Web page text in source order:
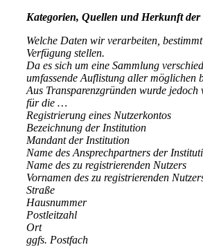
Kategorien, Quellen und Herkunft der
Welche Daten wir verarbeiten,
Verfügung stellen.
Da es sich um eine Sammlung
umfassende Auflistung aller möglichen
Aus Transparenzgründen wurde
für die …
Registrierung eines Nutzerkontos
Bezeichnung der Institution
Mandant der Institution
Name des Ansprechpartners der
Name des zu registrierenden Nutzers
Vornamen des zu registrierenden
Straße
Hausnummer
Postleitzahl
Ort
ggfs. Postfach